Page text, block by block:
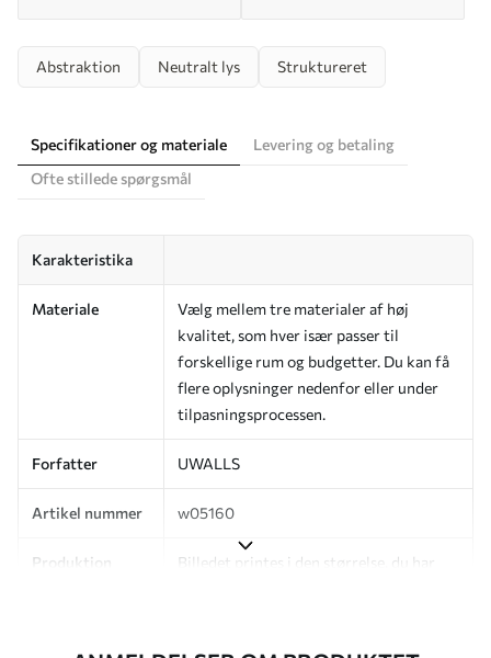
Abstraktion Neutralt lys Struktureret
Specifikationer og materiale
Levering og betaling
Ofte stillede spørgsmål
Karakteristika
Materiale
Vælg mellem tre materialer af høj
kvalitet, som hver især passer til
forskellige rum og budgetter. Du kan få
flere oplysninger nedenfor eller under
tilpasningsprocessen.
Forfatter UWALLS
Artikel nummer w05160
Produktion
Billedet printes i den størrelse, du har